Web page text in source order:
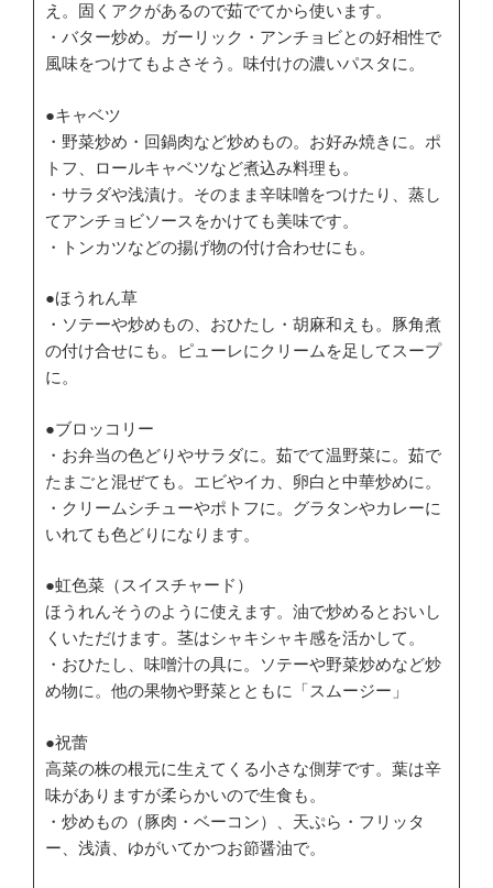
え。固くアクがあるので茹でてから使います。
・バター炒め。ガーリック・アンチョビとの好相性で
風味をつけてもよさそう。味付けの濃いパスタに。
●キャベツ
・野菜炒め・回鍋肉など炒めもの。お好み焼きに。ポ
トフ、ロールキャベツなど煮込み料理も。
・サラダや浅漬け。そのまま辛味噌をつけたり、蒸し
てアンチョビソースをかけても美味です。
・トンカツなどの揚げ物の付け合わせにも。
●ほうれん草
・ソテーや炒めもの、おひたし・胡麻和えも。豚角煮
の付け合せにも。ピューレにクリームを足してスープ
に。
●ブロッコリー
・お弁当の色どりやサラダに。茹でて温野菜に。茹で
たまごと混ぜても。エビやイカ、卵白と中華炒めに。
・クリームシチューやポトフに。グラタンやカレーに
いれても色どりになります。
●虹色菜（スイスチャード）
ほうれんそうのように使えます。油で炒めるとおいし
くいただけます。茎はシャキシャキ感を活かして。
・おひたし、味噌汁の具に。ソテーや野菜炒めなど炒
め物に。他の果物や野菜とともに「スムージー」
●祝蕾
高菜の株の根元に生えてくる小さな側芽です。葉は辛
味がありますが柔らかいので生食も。
・炒めもの（豚肉・ベーコン）、天ぷら・フリッタ
ー、浅漬、ゆがいてかつお節醤油で。